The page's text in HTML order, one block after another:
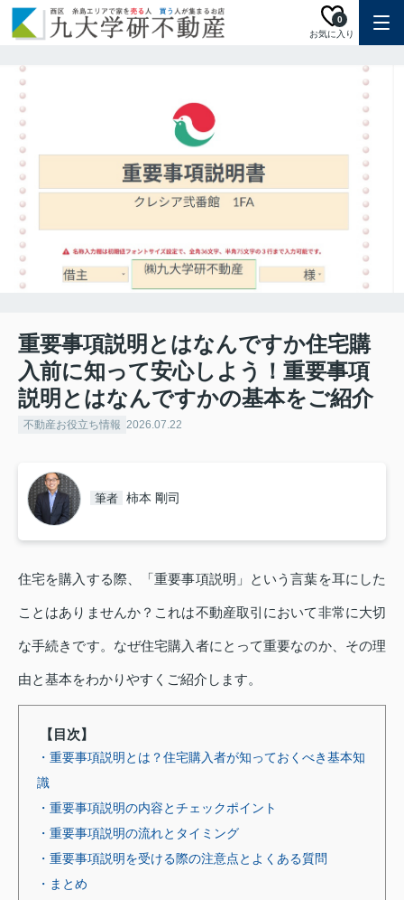
お気に入り
0
重要事項説明とはなんですか住宅購
入前に知って安心しよう！重要事項
説明とはなんですかの基本をご紹介
不動産お役立ち情報 2026.07.22
筆者 柿本 剛司
住宅を購入する際、「重要事項説明」という言葉を耳にした
ことはありませんか？これは不動産取引において非常に大切
な手続きです。なぜ住宅購入者にとって重要なのか、その理
由と基本をわかりやすくご紹介します。
【目次】
・重要事項説明とは？住宅購入者が知っておくべき基本知
識
・重要事項説明の内容とチェックポイント
・重要事項説明の流れとタイミング
・重要事項説明を受ける際の注意点とよくある質問
・まとめ